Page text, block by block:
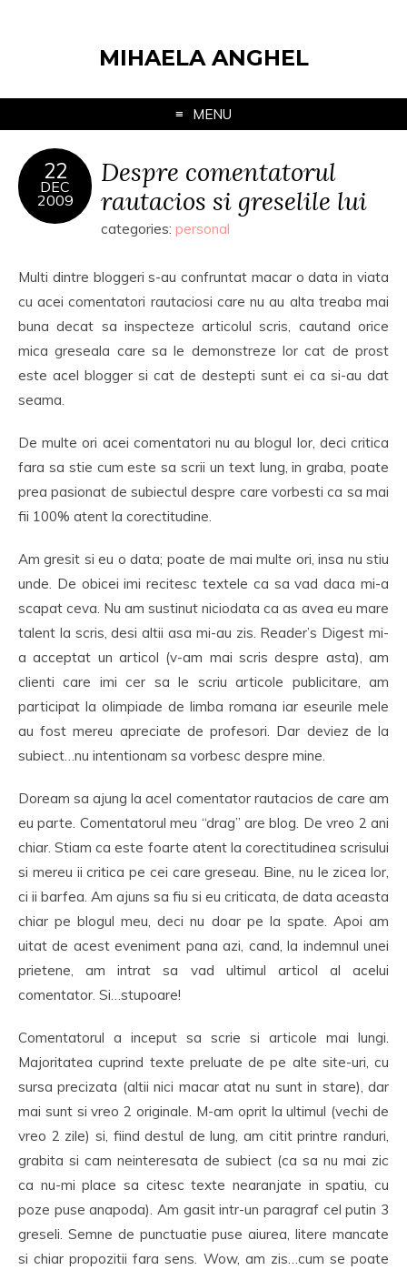
MIHAELA ANGHEL
MENU
22
DEC
2009
Despre comentatorul
rautacios si greselile lui
categories: personal
Multi dintre bloggeri s-au confruntat macar o data in viata
cu acei comentatori rautaciosi care nu au alta treaba mai
buna decat sa inspecteze articolul scris, cautand orice
mica greseala care sa le demonstreze lor cat de prost
este acel blogger si cat de destepti sunt ei ca si-au dat
seama.
De multe ori acei comentatori nu au blogul lor, deci critica
fara sa stie cum este sa scrii un text lung, in graba, poate
prea pasionat de subiectul despre care vorbesti ca sa mai
fii 100% atent la corectitudine.
Am gresit si eu o data; poate de mai multe ori, insa nu stiu
unde. De obicei imi recitesc textele ca sa vad daca mi-a
scapat ceva. Nu am sustinut niciodata ca as avea eu mare
talent la scris, desi altii asa mi-au zis. Reader’s Digest mi-
a acceptat un articol (v-am mai scris despre asta), am
clienti care imi cer sa le scriu articole publicitare, am
participat la olimpiade de limba romana iar eseurile mele
au fost mereu apreciate de profesori. Dar deviez de la
subiect…nu intentionam sa vorbesc despre mine.
Doream sa ajung la acel comentator rautacios de care am
eu parte. Comentatorul meu “drag” are blog. De vreo 2 ani
chiar. Stiam ca este foarte atent la corectitudinea scrisului
si mereu ii critica pe cei care greseau. Bine, nu le zicea lor,
ci ii barfea. Am ajuns sa fiu si eu criticata, de data aceasta
chiar pe blogul meu, deci nu doar pe la spate. Apoi am
uitat de acest eveniment pana azi, cand, la indemnul unei
prietene, am intrat sa vad ultimul articol al acelui
comentator. Si…stupoare!
Comentatorul a inceput sa scrie si articole mai lungi.
Majoritatea cuprind texte preluate de pe alte site-uri, cu
sursa precizata (altii nici macar atat nu sunt in stare), dar
mai sunt si vreo 2 originale. M-am oprit la ultimul (vechi de
vreo 2 zile) si, fiind destul de lung, am citit printre randuri,
grabita si cam neinteresata de subiect (ca sa nu mai zic
ca nu-mi place sa citesc texte nearanjate in spatiu, cu
poze puse anapoda). Am gasit intr-un paragraf cel putin 3
greseli. Semne de punctuatie puse aiurea, litere mancate
si chiar propozitii fara sens. Wow, am zis…cum se poate